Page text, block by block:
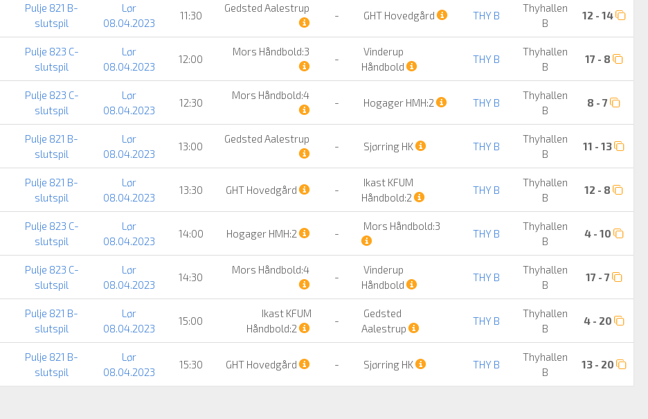
Pulje 821 B-
slutspil
Lør
08.04.2023
11:30
Gedsted Aalestrup
- GHT Hovedgård THY B
Thyhallen
B
12 - 14
Pulje 823 C-
slutspil
Lør
08.04.2023
12:00
Mors Håndbold:3
-
Vinderup
Håndbold
THY B
Thyhallen
B
17 - 8
Pulje 823 C-
slutspil
Lør
08.04.2023
12:30
Mors Håndbold:4
- Hogager HMH:2 THY B
Thyhallen
B
8 - 7
Pulje 821 B-
slutspil
Lør
08.04.2023
13:00
Gedsted Aalestrup
- Sjørring HK THY B
Thyhallen
B
11 - 13
Pulje 821 B-
slutspil
Lør
08.04.2023
13:30 GHT Hovedgård -
Ikast KFUM
Håndbold:2
THY B
Thyhallen
B
12 - 8
Pulje 823 C-
slutspil
Lør
08.04.2023
14:00 Hogager HMH:2 -
Mors Håndbold:3
THY B
Thyhallen
B
4 - 10
Pulje 823 C-
slutspil
Lør
08.04.2023
14:30
Mors Håndbold:4
-
Vinderup
Håndbold
THY B
Thyhallen
B
17 - 7
Pulje 821 B-
slutspil
Lør
08.04.2023
15:00
Ikast KFUM
Håndbold:2
-
Gedsted
Aalestrup
THY B
Thyhallen
B
4 - 20
Pulje 821 B-
slutspil
Lør
08.04.2023
15:30 GHT Hovedgård - Sjørring HK THY B
Thyhallen
B
13 - 20